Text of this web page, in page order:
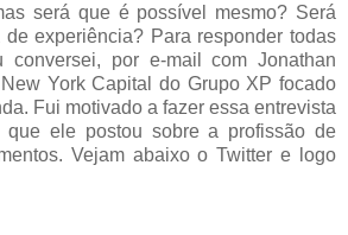
será que é possível mesmo? Será
experiência? Para responder todas
conversei, por e-mail com Jonathan
York Capital do Grupo XP focado
Fui motivado a fazer essa entrevista
que ele postou sobre a profissão de
Vejam abaixo o Twitter e logo